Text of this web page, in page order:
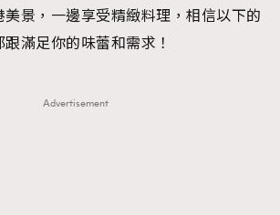
景，一邊享受精緻料理，相信以下的
滿足你的味蕾和需求！
Advertisement